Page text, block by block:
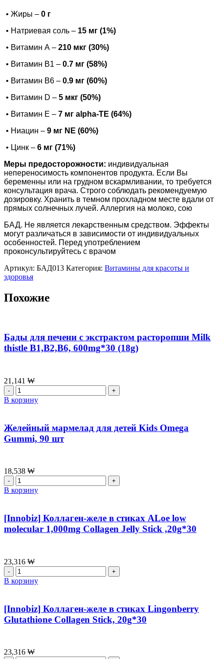
• Жиры – 0 г
• Натриевая соль – 15 мг (1%)
• Витамин А – 210 мкг (30%)
• Витамин B1 – 0.7 мг (58%)
• Витамин B6 – 0.9 мг (60%)
• Витамин D – 5 мкг (50%)
• Витамин E – 7 мг alpha-TE (64%)
• Ниацин – 9 мг NE (60%)
• Цинк – 6 мг (71%)
Меры предосторожности: индивидуальная
непереносимость компонентов продукта. Если Вы
беременны или на грудном вскармливании, то требуется
консультация врача. Строго соблюдать рекомендуемую
дозировку. Хранить в темном прохладном месте вдали от
прямых солнечных лучей. Аллергия на молоко, сою
БАД. Не является лекарственным средством. Эффекты
могут различаться в зависимости от индивидуальных
особенностей. Перед употреблением
проконсультируйтесь с врачом
Артикул: БАД013 Категория: Витамины для красоты и
здоровья
Похожие
Бады для печени с экстрактом расторопши Milk
thistle B1,B2,B6, 600mg*30 (18g)
21,141 ₩
Количество
товара
Бады
печени
с
экстрактом
thistle
B1,B2,B6,
600mg*30
(18g)
В корзину
Желейный мармелад для детей Kids Omega
Gummi, 90 шт
18,538 ₩
Количество
товара
для
детей
Kids
90
шт
В корзину
[Innobiz] Коллаген-желе в стиках ALoe low
molecular 1,000mg Collagen Jelly Stick ,20g*30
23,316 ₩
Количество
товара
[Innobiz]
желе
в
стиках
molecular
В корзину
[Innobiz] Коллаген-желе в стиках Lingonberry
Glutathione Collagen Stick, 20g*30
23,316 ₩